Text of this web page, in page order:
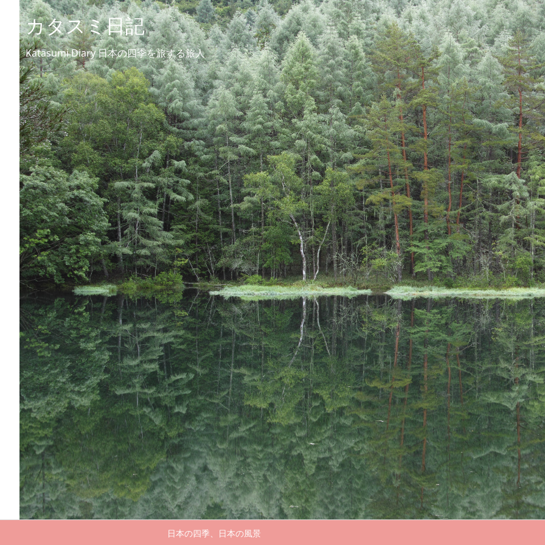
カタスミ日記
Katasumi Diary 日本の四季を旅する旅人
日本の四季、日本の風景